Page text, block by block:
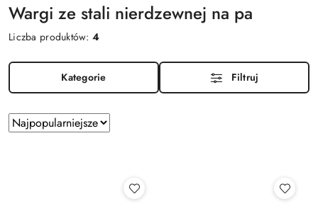
Wargi ze stali nierdzewnej na pa
Liczba produktów:4
Kategorie Filtruj
Zastosowano
sortowanie:
Sortuj
według